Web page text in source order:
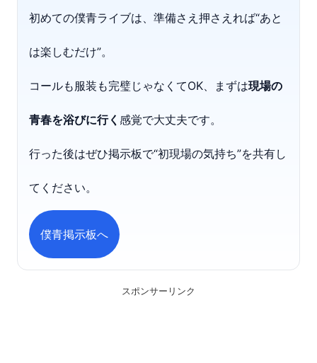
初めての僕青ライブは、準備さえ押さえれば“あと
は楽しむだけ”。
コールも服装も完璧じゃなくてOK、まずは現場の
青春を浴びに行く 感覚で大丈夫です。
行った後はぜひ掲示板で“初現場の気持ち”を共有し
てください。
僕青掲示板へ
スポンサーリンク